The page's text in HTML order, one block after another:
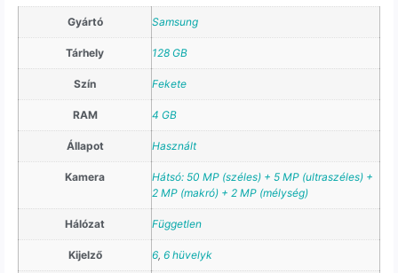
Gyártó Samsung
Tárhely 128 GB
Szín Fekete
RAM 4 GB
Állapot Használt
Kamera
Hátsó: 50 MP (széles) + 5 MP (ultraszéles) +
2 MP (makró) + 2 MP (mélység)
Hálózat Független
Kijelző 6, 6 hüvelyk